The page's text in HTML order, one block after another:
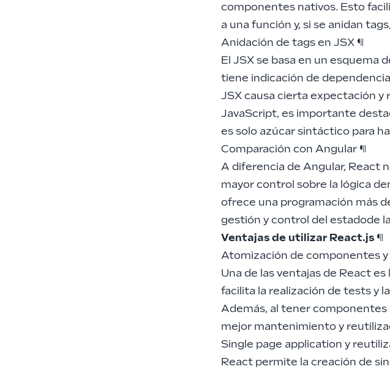
componentes nativos. Esto
a una función y, si se anidan
Anidación de tags en JSX ¶
El JSX se basa en un esquema
tiene indicación de
JSX causa cierta expectación y
JavaScript, es importante
es solo azúcar sintáctico para
Comparación con Angular ¶
A diferencia de Angular, React
mayor control sobre la lógica
ofrece una programación más
gestión y control del estadode
Ventajas de utilizar React.js ¶
Atomización de componentes
Una de las ventajas de React
facilita la realización de tests y
Además, al tener componentes
mejor mantenimiento y
Single page application y
React permite la creación de